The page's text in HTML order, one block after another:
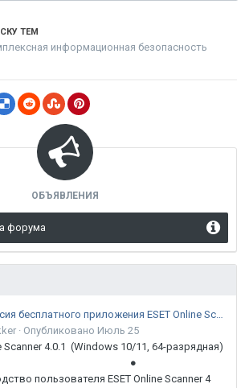
ТЕМ
информационная безопасность
ОБЪЯВЛЕНИЯ
форума
Новая версия бесплатного приложения ESET Online Scanner доступна пользователям
· Опубликовано Июль 25
Scanner 4.0.1 (Windows 10/11, 64-разрядная)
пользователя ESET Online Scanner 4